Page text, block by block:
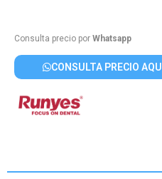
Consulta precio por Whatsapp
CONSULTA PRECIO AQUI